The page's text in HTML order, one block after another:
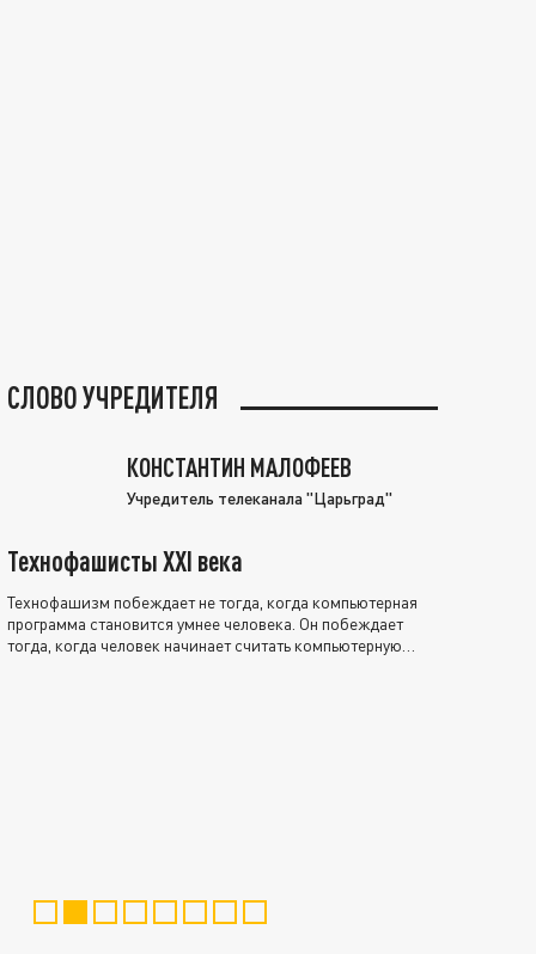
СЛОВО УЧРЕДИТЕЛЯ
КОНСТАНТИН МАЛОФЕЕВ
Учредитель телеканала "Царьград"
Технофашисты XXI века
Технофашизм побеждает не тогда, когда компьютерная
программа становится умнее человека. Он побеждает
тогда, когда человек начинает считать компьютерную